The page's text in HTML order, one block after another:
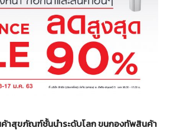
ค้าสุขภัณฑ์ชั้นนำระดับโลก ขนกองทัพสินค้า